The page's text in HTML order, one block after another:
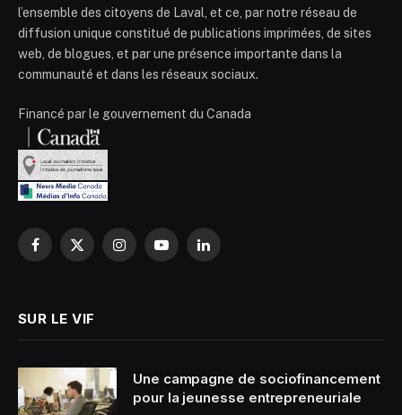
l’ensemble des citoyens de Laval, et ce, par notre réseau de
diffusion unique constitué de publications imprimées, de sites
web, de blogues, et par une présence importante dans la
communauté et dans les réseaux sociaux.
Financé par le gouvernement du Canada
Facebook
X
InstagramYouTubeLinkedIn
SUR LE VIF
Une campagne de sociofinancement
pour la jeunesse entrepreneuriale